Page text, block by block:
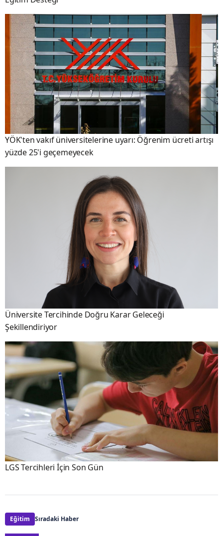
YÖK'ten vakıf üniversitelerine uyarı: Öğrenim ücreti artışı
yüzde 25'i geçemeyecek
Üniversite Tercihinde Doğru Karar Geleceği
Şekillendiriyor
LGS Tercihleri İçin Son Gün
Eğitim Sıradaki Haber